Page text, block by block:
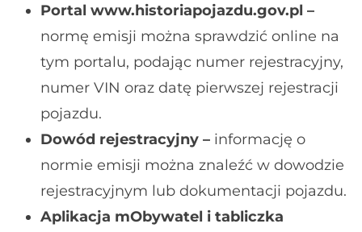
Portal www.historiapojazdu.gov.pl –
normę emisji można sprawdzić online na
tym portalu, podając numer rejestracyjny,
numer VIN oraz datę pierwszej rejestracji
pojazdu.
Dowód rejestracyjny – informację o
normie emisji można znaleźć w dowodzie
rejestracyjnym lub dokumentacji pojazdu.
Aplikacja mObywatel i tabliczka